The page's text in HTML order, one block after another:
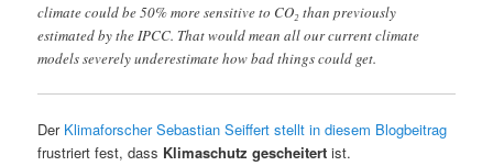
climate could be 50% more sensitive to CO₂ than previously
estimated by the IPCC. That would mean all our current climate
models severely underestimate how bad things could get.
Der Klimaforscher Sebastian Seiffert stellt in diesem Blogbeitrag
frustriert fest, dass Klimaschutz gescheitert ist.